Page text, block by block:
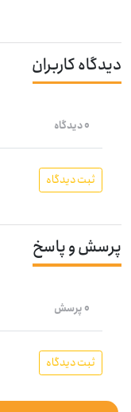
دیدگاه کاربران
0 دیدگاه
ثبت دیدگاه
پرسش و پاسخ
0 پرسش
ثبت دیدگاه